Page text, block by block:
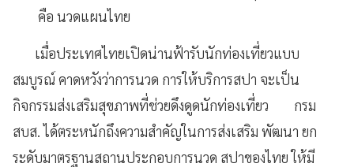
คือ นวดแผนไทย
เมื่อประเทศไทยเปิดน่านฟ้ารับนักท่องเที่ยวแบบ
สมบูรณ์ คาดหวังว่าการนวด การให้บริการสปา จะเป็น
กิจกรรมส่งเสริมสุขภาพที่ช่วยดึงดูดนักท่องเที่ยว กรม
สบส. ได้ตระหนักถึงความสำคัญในการส่งเสริม พัฒนา ยก
ระดับมาตรฐานสถานประกอบการนวด สปาของไทย ให้มี